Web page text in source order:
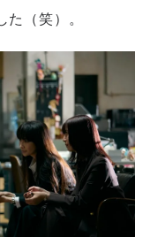
（笑）。